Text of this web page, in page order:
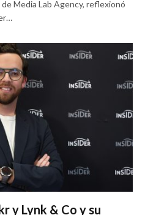
Media Lab Agency, reflexionó
y Lynk & Co y su